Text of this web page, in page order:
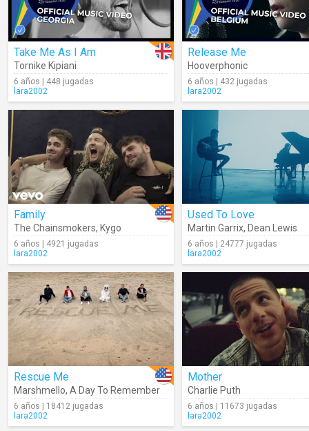
Take Me As I Am
Tornike Kipiani
6 años | 448 jugadas
lara2002
Release Me
Hooverphonic
6 años | 432 jugadas
lara2002
Family
The Chainsmokers, Kygo
6 años | 4921 jugadas
lara2002
Used To Love
Martin Garrix, Dean Lewis
6 años | 24777 jugadas
lara2002
Rescue Me
Marshmello, A Day To Remember
6 años | 18412 jugadas
lara2002
Mother
Charlie Puth
6 años | 11673 jugadas
lara2002